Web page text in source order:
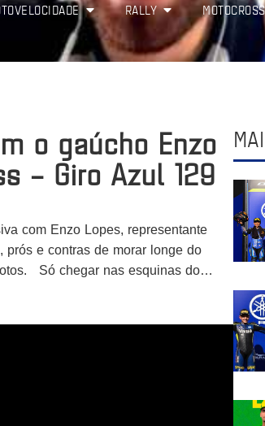
RALLY MOTOCROSS
o gaúcho Enzo
– Giro Azul 129
com Enzo Lopes, representante
prós e contras de morar longe do
Só chegar nas esquinas do…